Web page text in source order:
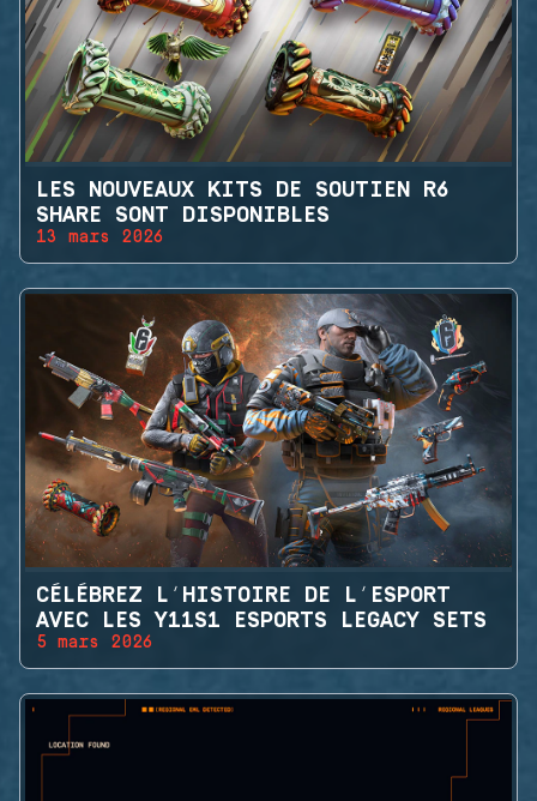
LES NOUVEAUX KITS DE SOUTIEN R6
SHARE SONT DISPONIBLES
13 mars 2026
CÉLÉBREZ L’HISTOIRE DE L’ESPORT
AVEC LES Y11S1 ESPORTS LEGACY SETS
5 mars 2026